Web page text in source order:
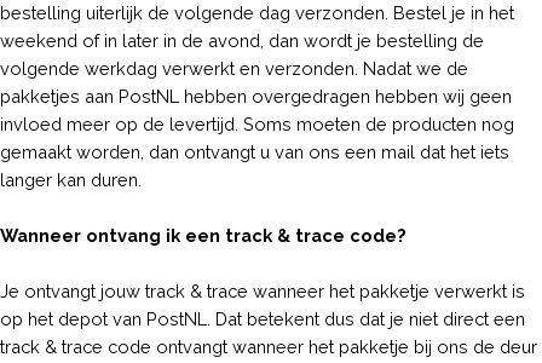
bestelling uiterlijk de volgende dag verzonden. Bestel je in het
weekend of in later in de avond, dan wordt je bestelling de
volgende werkdag verwerkt en verzonden. Nadat we de
pakketjes aan PostNL hebben overgedragen hebben wij geen
invloed meer op de levertijd. Soms moeten de producten nog
gemaakt worden, dan ontvangt u van ons een mail dat het iets
langer kan duren.
Wanneer ontvang ik een track & trace code?
Je ontvangt jouw track & trace wanneer het pakketje verwerkt is
op het depot van PostNL. Dat betekent dus dat je niet direct een
track & trace code ontvangt wanneer het pakketje bij ons de deur